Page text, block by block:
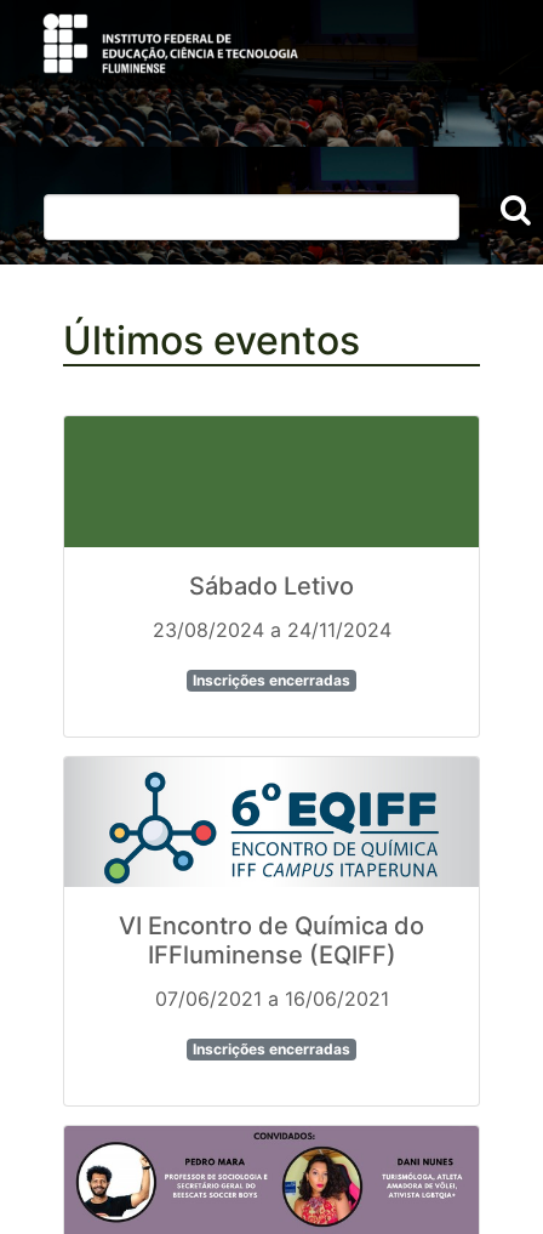
Últimos eventos
Sábado Letivo
23/08/2024 a 24/11/2024
Inscrições encerradas
VI Encontro de Química do
IFFluminense (EQIFF)
07/06/2021 a 16/06/2021
Inscrições encerradas